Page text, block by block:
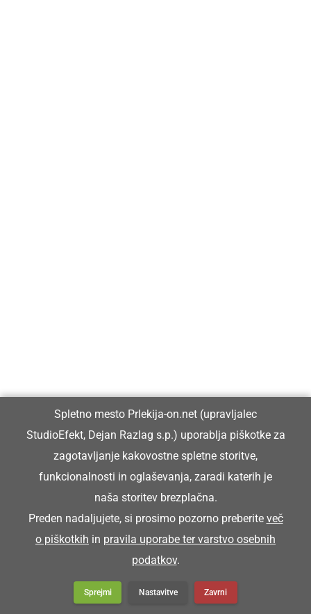
Spletno mesto Prlekija-on.net (upravljalec
StudioEfekt, Dejan Razlag s.p.) uporablja piškotke za
zagotavljanje kakovostne spletne storitve,
funkcionalnosti in oglaševanja, zaradi katerih je
naša storitev brezplačna.
Preden nadaljujete, si prosimo pozorno preberite več
o piškotkih in pravila uporabe ter varstvo osebnih
podatkov.
Sprejmi Nastavitve Zavrni